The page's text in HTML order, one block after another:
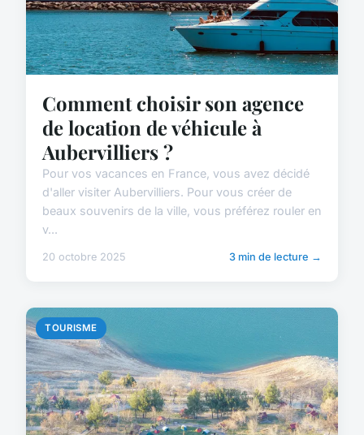
Comment choisir son agence
de location de véhicule à
Aubervilliers ?
Pour vos vacances en France, vous avez décidé
d'aller visiter Aubervilliers. Pour vous créer de
beaux souvenirs de la ville, vous préférez rouler en
v...
20 octobre 2025 3 min de lecture →
TOURISME